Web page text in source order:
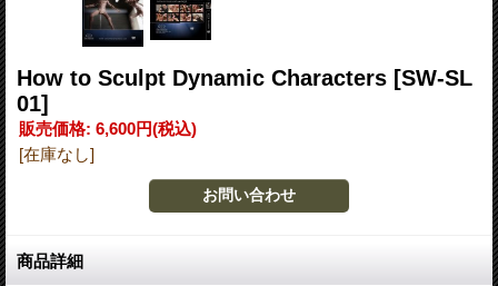
How to Sculpt Dynamic Characters [SW-SL
01]
販売価格: 6,600円(税込)
[在庫なし]
商品詳細